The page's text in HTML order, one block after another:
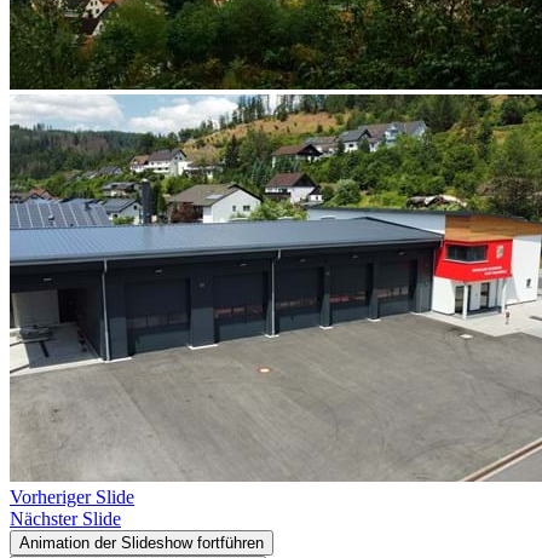
Vorheriger Slide
Nächster Slide
Animation der Slideshow fortführen